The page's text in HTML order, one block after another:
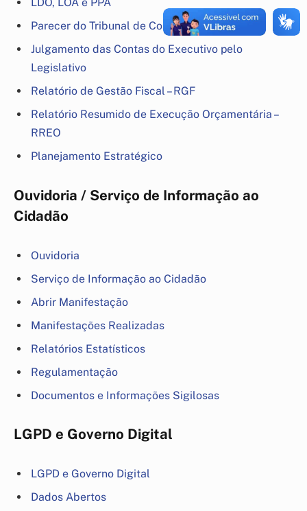
LDO, LOA e PPA
Parecer do Tribunal de Contas
Julgamento das Contas do Executivo pelo
Legislativo
Relatório de Gestão Fiscal – RGF
Relatório Resumido de Execução Orçamentária –
RREO
Planejamento Estratégico
Ouvidoria / Serviço de Informação ao
Cidadão
Ouvidoria
Serviço de Informação ao Cidadão
Abrir Manifestação
Manifestações Realizadas
Relatórios Estatísticos
Regulamentação
Documentos e Informações Sigilosas
LGPD e Governo Digital
LGPD e Governo Digital
Dados Abertos